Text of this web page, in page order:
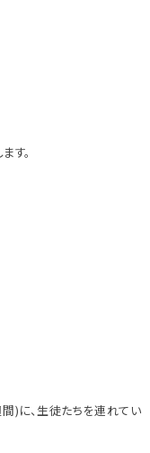
す。
)に、生徒たちを連れてい